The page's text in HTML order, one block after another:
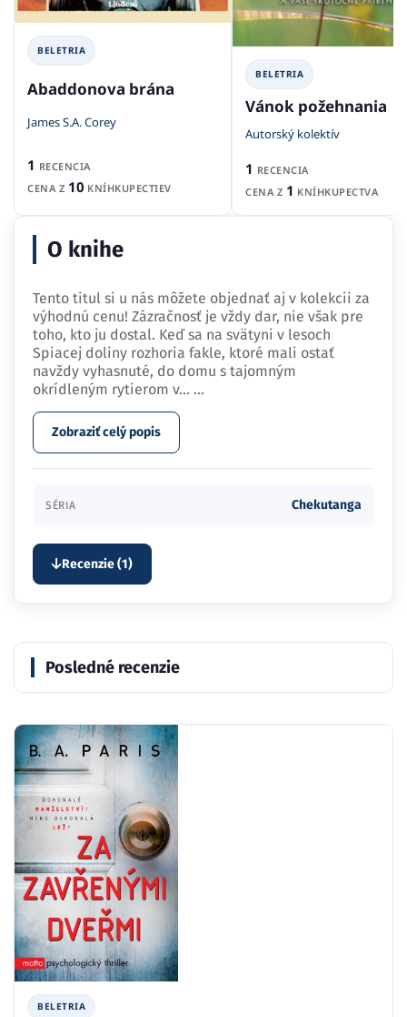
BELETRIA
Abaddonova brána
James S.A. Corey
1 RECENCIA
CENA Z 10 KNÍHKUPECTIEV
BELETRIA
Vánok požehnania
Autorský kolektív
1 RECENCIA
CENA Z 1 KNÍHKUPECTVA
O knihe
Tento titul si u nás môžete objednať aj v kolekcii za
výhodnú cenu! Zázračnosť je vždy dar, nie však pre
toho, kto ju dostal. Keď sa na svätyni v lesoch
Spiacej doliny rozhoria fakle, ktoré mali ostať
navždy vyhasnuté, do domu s tajomným
okrídleným rytierom v… ...
Zobraziť celý popis
SÉRIA Chekutanga
Recenzie (1)
Posledné recenzie
BELETRIA